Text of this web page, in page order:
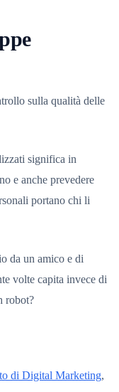
sulla qualità delle
significa in
e anche prevedere
portano chi li
da un amico e di
volte capita invece di
robot?
di Digital Marketing,